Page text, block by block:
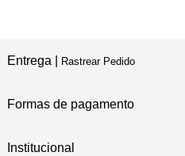
Entrega | Rastrear Pedido
Formas de pagamento
Institucional